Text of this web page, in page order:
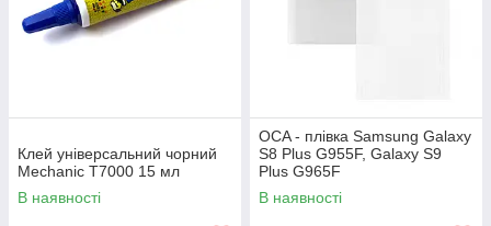
Клей універсальний чорний
Mechanic T7000 15 мл
В наявності
OCA - плівка Samsung Galaxy
S8 Plus G955F, Galaxy S9
Plus G965F
В наявності